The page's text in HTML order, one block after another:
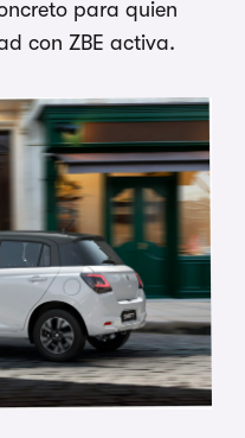
para quien
con ZBE activa.